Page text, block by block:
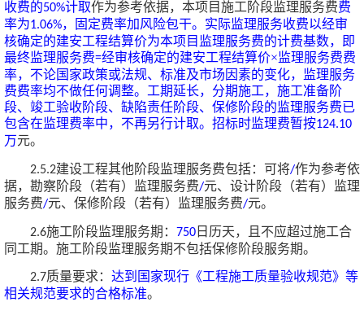
收费的50%计取作为参考依据，本项目施工阶段监理服务费费
率为1.06%，固定费率加风险包干。 实际监理服务收费以经审
核确定的建安工程结算价为本项目监理服务费的计费基数，
即
最终监理服务费=经审核确定的建安工程结算价×监理服务费费
率，不论国家政策或法规、标准及市场因素的变化，监理服务
费费率均不做任何调整。工期延长，分期施工，施工准备阶
段、竣工验收阶段、缺陷责任阶段、保修阶段的监理服务费已
包含在监理费率中，不再另行计取。 招标时监理费暂按124.10
万元。
2.5.2建设工程其他阶段监理服务费包括：可将/作为参考依
据，勘察阶段（若有）
监理服务费/元、 设计阶段 （若有）
监理
服务费/元、保修阶段 （若有） 监理服务费/元。
2.6施工阶段监理服务期： 750 日历天，且不应超过施工合
同工期。施工阶段监理服务期不包括保修阶段服务期。
2.7质量要求： 达到国家现行《工程施工质量验收规范》等
相关规范要求的合格标准。